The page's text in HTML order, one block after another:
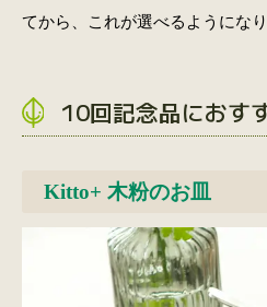
てから、これが選べるようになり
10回記念品におす
Kitto+ 木粉のお皿